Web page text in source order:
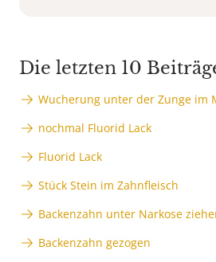
Die letzten 10
Wucherung unter der Zunge im
nochmal Fluorid Lack
Fluorid Lack
Stück Stein im Zahnfleisch
Backenzahn unter Narkose
Backenzahn gezogen